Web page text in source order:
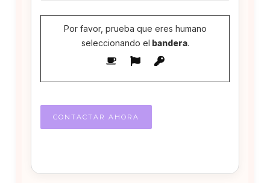
Por favor, prueba que eres humano
seleccionando el bandera.